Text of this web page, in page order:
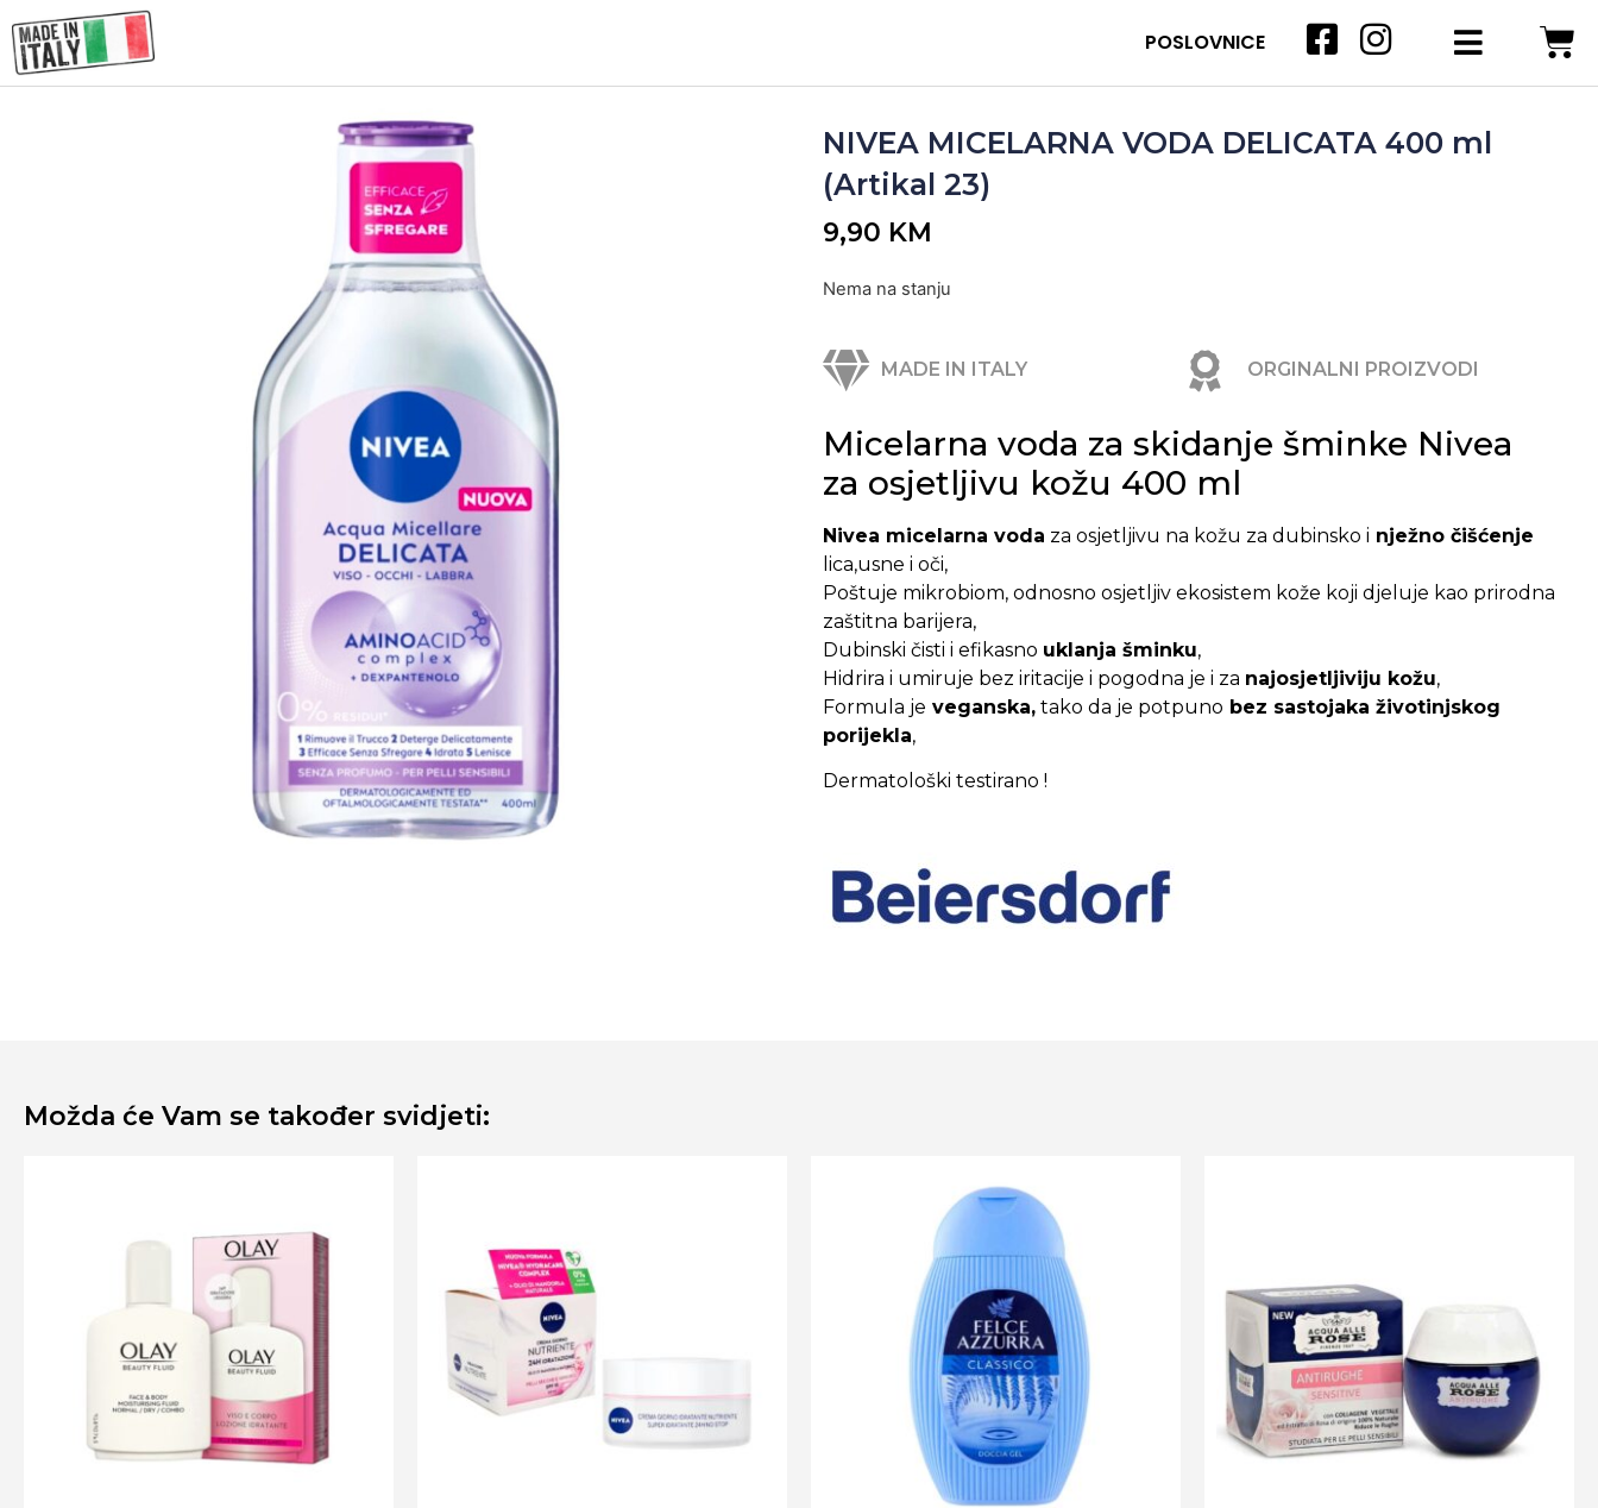
POSLOVNICE
NIVEA MICELARNA VODA DELICATA 400 ml
(Artikal 23)
9,90 KM
Nema na stanju
MADE IN ITALY ORGINALNI PROIZVODI
Micelarna voda za skidanje šminke Nivea
za osjetljivu kožu 400 ml
Nivea micelarna voda za osjetljivu na kožu za dubinsko i nježno čišćenje
lica,usne i oči,
Poštuje mikrobiom, odnosno osjetljiv ekosistem kože koji djeluje kao prirodna
zaštitna barijera,
Dubinski čisti i efikasno uklanja šminku,
Hidrira i umiruje bez iritacije i pogodna je i za najosjetljiviju kožu,
Formula je veganska, tako da je potpuno bez sastojaka životinjskog
porijekla,
Dermatološki testirano !
Možda će Vam se također svidjeti: